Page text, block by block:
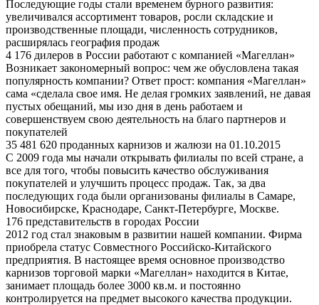
Последующие годы стали временем бурного развития:
увеличивался ассортимент товаров, росли складские и
производственные площади, численность сотрудников,
расширялась география продаж
4 176 дилеров в России работают с компанией «Магеллан»
Возникает закономерный вопрос: чем же обусловлена такая
популярность компании? Ответ прост: компания «Магеллан»
сама «сделала свое имя. Не делая громких заявлений, не давая
пустых обещаний, мы изо дня в день работаем и
совершенствуем свою деятельность на благо партнеров и
покупателей
35 481 620 проданных карнизов и жалюзи на 01.10.2015
С 2009 года мы начали открывать филиалы по всей стране, а
все для того, чтобы повысить качество обслуживания
покупателей и улучшить процесс продаж. Так, за два
последующих года были организованы филиалы в Самаре,
Новосибирске, Краснодаре, Санкт-Петербурге, Москве.
176 представительств в городах России
2012 год стал знаковым в развитии нашей компании. Фирма
приобрела статус Совместного Российско-Китайского
предприятия. В настоящее время основное производство
карнизов торговой марки «Магеллан» находится в Китае,
занимает площадь более 3000 кв.м. и постоянно
контролируется на предмет высокого качества продукции.